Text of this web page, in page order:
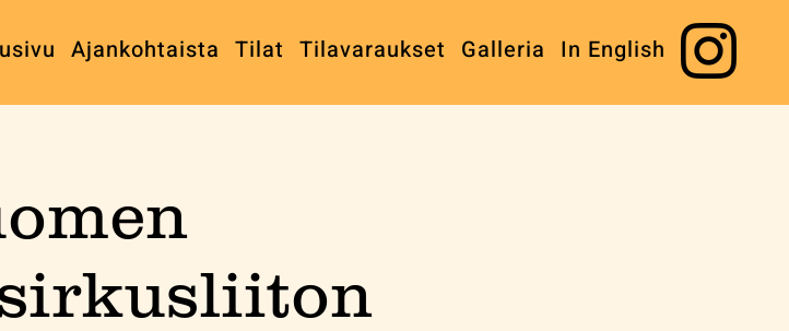
Ajankohtaista Tilat Tilavaraukset Galleria In English